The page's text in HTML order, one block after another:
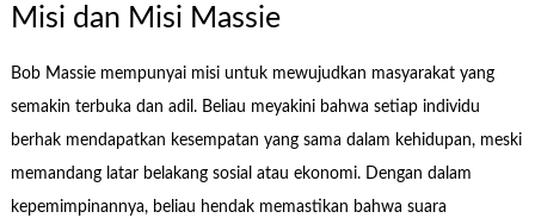
Misi dan Misi Massie
Bob Massie mempunyai misi untuk mewujudkan masyarakat yang
semakin terbuka dan adil. Beliau meyakini bahwa setiap individu
berhak mendapatkan kesempatan yang sama dalam kehidupan, meski
memandang latar belakang sosial atau ekonomi. Dengan dalam
kepemimpinannya, beliau hendak memastikan bahwa suara